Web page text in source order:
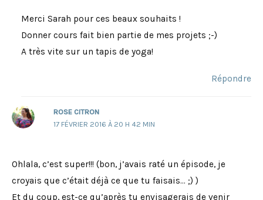
Merci Sarah pour ces beaux souhaits !
Donner cours fait bien partie de mes projets ;-)
A très vite sur un tapis de yoga!
Répondre
ROSE CITRON
17 FÉVRIER 2016 À 20 H 42 MIN
Ohlala, c’est super!!! (bon, j’avais raté un épisode, je
croyais que c’était déjà ce que tu faisais… ;) )
Et du coup, est-ce qu’après tu envisagerais de venir